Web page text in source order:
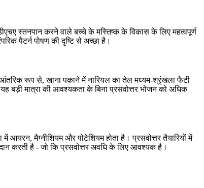
स्तनपान करने वाले बच्चे के मस्तिष्क के विकास के लिए महत्वपूर्ण
पैटर्न पोषण की दृष्टि से अच्छा है।
आंतरिक रूप से, खाना पकाने में नारियल का तेल मध्यम-श्रृंखला फैटी
बड़ी मात्रा की आवश्यकता के बिना प्रसवोत्तर भोजन को अधिक
मैग्नीशियम और पोटेशियम होता है। प्रसवोत्तर तैयारियों में
करती है - जो कि प्रसवोत्तर अवधि के लिए आवश्यक है।